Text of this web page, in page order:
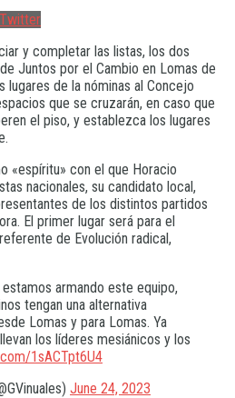
y completar las listas, los dos
Juntos por el Cambio en Lomas de
de la nóminas al Concejo
que se cruzarán, en caso que
el piso, y establezca los lugares
«espíritu» con el que Horacio
nacionales, su candidato local,
de los distintos partidos
El primer lugar será para el
de Evolución radical,
armando este equipo,
tengan una alternativa
Lomas y para Lomas. Ya
los líderes mesiánicos y los
1sACTpt6U4
June 24, 2023